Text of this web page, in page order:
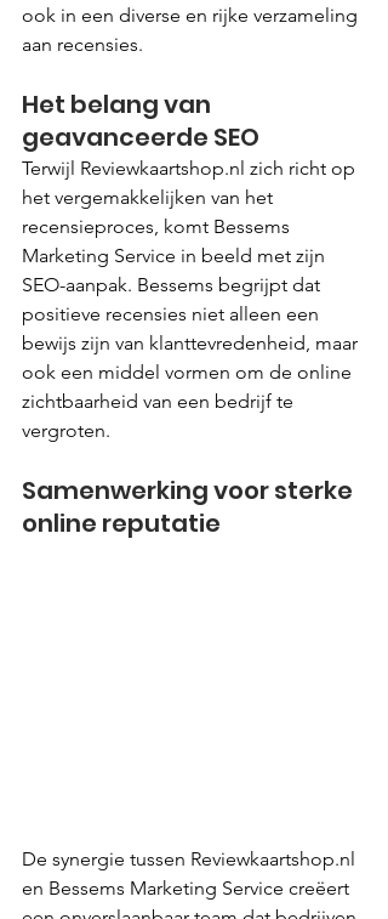
ook in een diverse en rijke verzameling
aan recensies.
Het belang van
geavanceerde SEO
Terwijl Reviewkaartshop.nl zich richt op
het vergemakkelijken van het
recensieproces, komt Bessems
Marketing Service in beeld met zijn
SEO-aanpak. Bessems begrijpt dat
positieve recensies niet alleen een
bewijs zijn van klanttevredenheid, maar
ook een middel vormen om de online
zichtbaarheid van een bedrijf te
vergroten.
Samenwerking voor sterke
online reputatie
De synergie tussen Reviewkaartshop.nl
en Bessems Marketing Service creëert